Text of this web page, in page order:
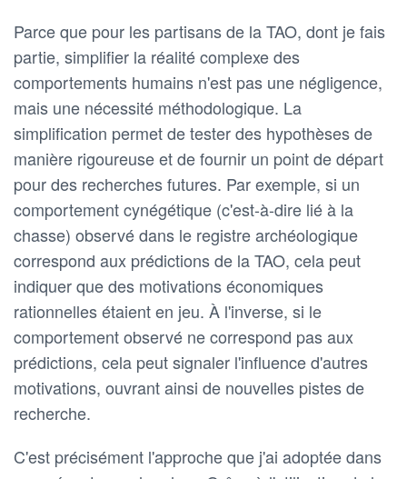
Parce que pour les partisans de la TAO, dont je fais
partie, simplifier la réalité complexe des
comportements humains n'est pas une négligence,
mais une nécessité méthodologique. La
simplification permet de tester des hypothèses de
manière rigoureuse et de fournir un point de départ
pour des recherches futures. Par exemple, si un
comportement cynégétique (c'est-à-dire lié à la
chasse) observé dans le registre archéologique
correspond aux prédictions de la TAO, cela peut
indiquer que des motivations économiques
rationnelles étaient en jeu. À l'inverse, si le
comportement observé ne correspond pas aux
prédictions, cela peut signaler l'influence d'autres
motivations, ouvrant ainsi de nouvelles pistes de
recherche.
C'est précisément l'approche que j'ai adoptée dans